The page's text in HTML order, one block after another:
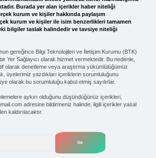
Burada yer alan içerikler haber niteliği
kurum ve kişiler hakkında paylaşım
kurum ve kişiler ile isim benzerlikleri tamamen
bilgiler taslak halindedir ve tavsiye niteliği
gereğince Bilgi Teknolojileri ve İletişim Kurumu (BTK)
Yer Sağlayıcı olarak hizmet vermektedir. Bu nedenle,
olarak denetleme veya araştırma yükümlülüğümüz
üyelerimiz yazdıkları içeriklerin sorumluluğunu
olarak bu sorumluluğu kabul etmiş sayılırlar.
aykırı olduğunu düşündüğünüz içerikleri,
adresine bildirmeniz halinde, ilgili içerikler yasal
kaldırılacaktır.